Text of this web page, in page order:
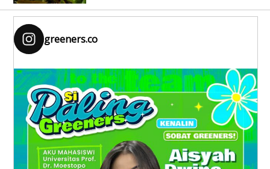
greeners.co